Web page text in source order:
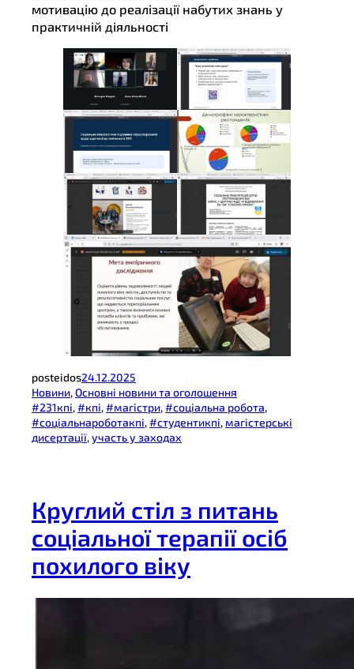
мотивацію до реалізації набутих знань у
практичній діяльності
posteidos24.12.2025
Новини, Основні новини та оголошення
#231кпі, #кпі, #магістри, #соціальна робота
#соціальнароботакпі, #студентикпі, магістерські
дисертації, участь у заходах
Круглий стіл з питань
соціальної терапії осіб
похилого віку